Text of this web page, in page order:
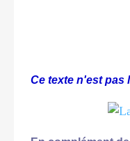
Ce texte n'est pas